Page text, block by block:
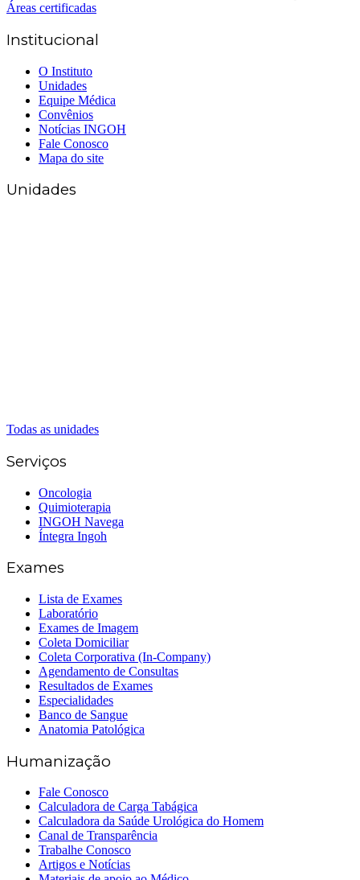
Áreas certificadas
Institucional
O Instituto
Unidades
Equipe Médica
Convênios
Notícias INGOH
Fale Conosco
Mapa do site
Unidades
Todas as unidades
Serviços
Oncologia
Quimioterapia
INGOH Navega
Íntegra Ingoh
Exames
Lista de Exames
Laboratório
Exames de Imagem
Coleta Domiciliar
Coleta Corporativa (In-Company)
Agendamento de Consultas
Resultados de Exames
Especialidades
Banco de Sangue
Anatomia Patológica
Humanização
Fale Conosco
Calculadora de Carga Tabágica
Calculadora da Saúde Urológica do Homem
Canal de Transparência
Trabalhe Conosco
Artigos e Notícias